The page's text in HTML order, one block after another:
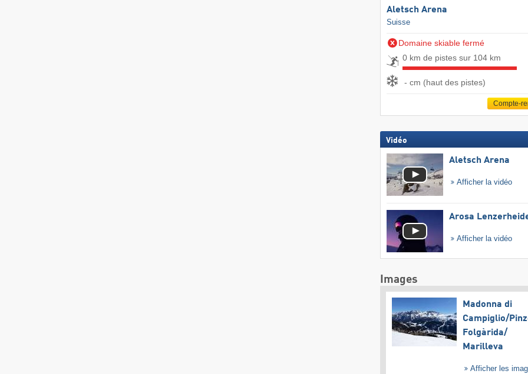
Aletsch Arena
Suisse
Domaine skiable fermé
0 km de pistes sur 104 km
- cm (haut des pistes)
Compte-
Vidéo
Aletsch Arena
Afficher la vidéo
Arosa
Afficher la vidéo
Images
Madonna di
Campiglio/​
Folgàrida/​
Marilleva
Afficher les